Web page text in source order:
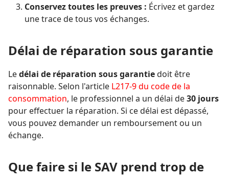
Conservez toutes les preuves : Écrivez et gardez
une trace de tous vos échanges.
Délai de réparation sous garantie
Ledélai de réparation sous garantiedoit être
raisonnable. Selon l'article L217-9 du code de la
consommation, le professionnel a un délai de30 jours
pour effectuer la réparation. Si ce délai est dépassé,
vous pouvez demander un remboursement ou un
échange.
Que faire si le SAV prend trop de